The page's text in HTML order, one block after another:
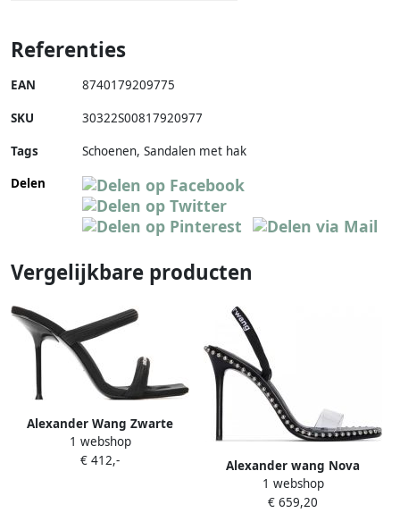
Referenties
EAN 8740179209775
SKU 30322S00817920977
Tags
Schoenen, Sandalen met hak
Delen
Vergelijkbare producten
Alexander Wang Zwarte
Nylon Instap Sandalen
1 webshop
€ 412,-
Alexander wang Nova
sandalen 105 mm Zwart
Dames
1 webshop
€ 659,20